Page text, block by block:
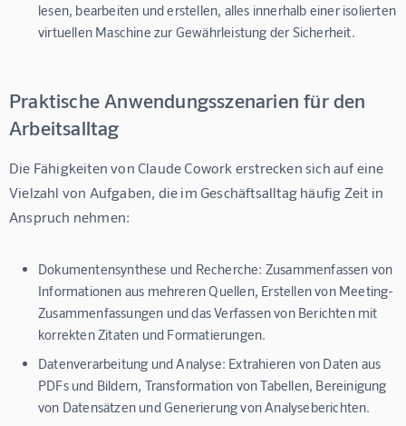
lesen, bearbeiten und erstellen, alles innerhalb einer isolierten
virtuellen Maschine zur Gewährleistung der Sicherheit.
Praktische Anwendungsszenarien für den
Arbeitsalltag
Die Fähigkeiten von Claude Cowork erstrecken sich auf eine
Vielzahl von Aufgaben, die im Geschäftsalltag häufig Zeit in
Anspruch nehmen:
Dokumentensynthese und Recherche: Zusammenfassen von
Informationen aus mehreren Quellen, Erstellen von Meeting-
Zusammenfassungen und das Verfassen von Berichten mit
korrekten Zitaten und Formatierungen.
Datenverarbeitung und Analyse: Extrahieren von Daten aus
PDFs und Bildern, Transformation von Tabellen, Bereinigung
von Datensätzen und Generierung von Analyseberichten.